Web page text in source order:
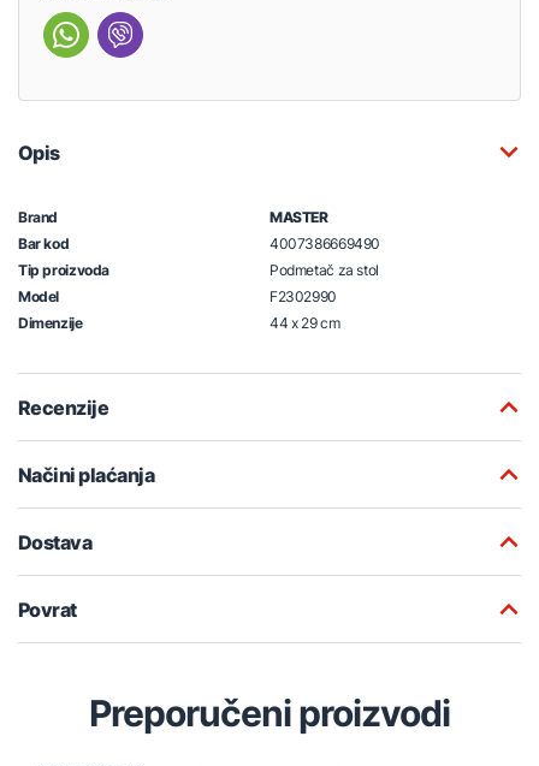
Opis
Brand
MASTER
Bar kod
4007386669490
Tip proizvoda
Podmetač za stol
Model
F2302990
Dimenzije
44 x 29 cm
Recenzije
Načini plaćanja
Dostava
Povrat
Preporučeni proizvodi